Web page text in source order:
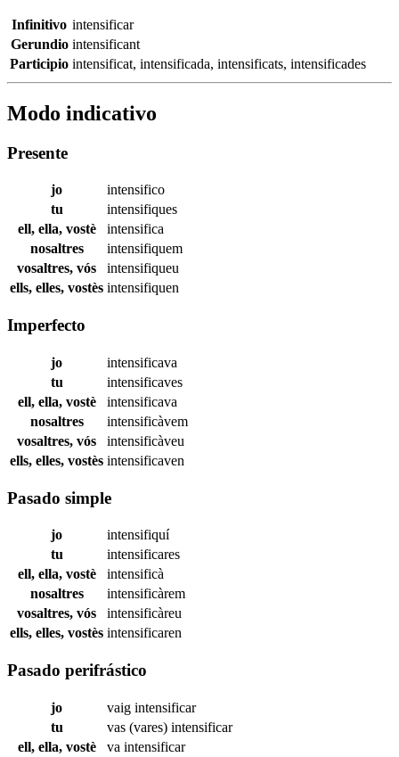
Infinitivo intensificar
Gerundio intensificant
Participio intensificat, intensificada, intensificats, intensificades
Modo indicativo
Presente
jo
intensifico
tu
intensifiques
ell, ella, vostè
intensifica
nosaltres
intensifiquem
vosaltres, vós
intensifiqueu
ells, elles, vostès intensifiquen
Imperfecto
jo
intensificava
tu
intensificaves
ell, ella, vostè
intensificava
nosaltres
intensificàvem
vosaltres, vós
intensificàveu
ells, elles, vostès intensificaven
Pasado simple
jo
intensifiquí
tu
intensificares
ell, ella, vostè
intensificà
nosaltres
intensificàrem
vosaltres, vós
intensificàreu
ells, elles, vostès intensificaren
Pasado perifrástico
jo vaig intensificar
tu
vas (vares) intensificar
ell, ella, vostè
va intensificar